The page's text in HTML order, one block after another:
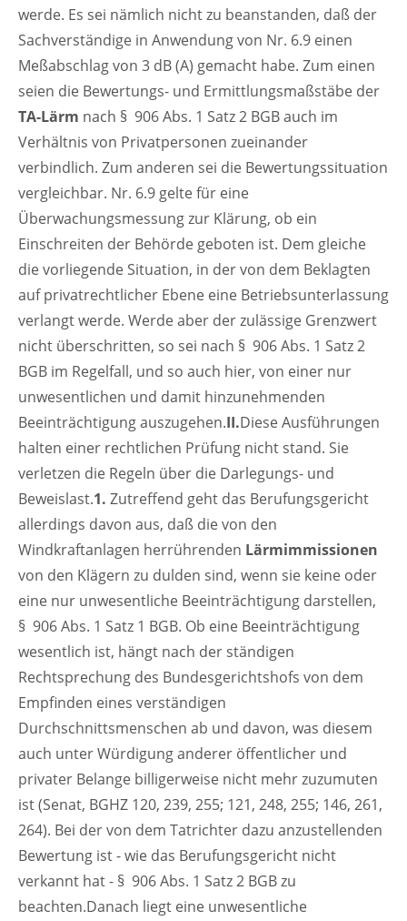
werde. Es sei nämlich nicht zu beanstanden, daß der
Sachverständige in Anwendung von Nr. 6.9 einen
Meßabschlag von 3 dB (A) gemacht habe. Zum einen
seien die Bewertungs- und Ermittlungsmaßstäbe der
TA-Lärm nach § 906 Abs. 1 Satz 2 BGB auch im
Verhältnis von Privatpersonen zueinander
verbindlich. Zum anderen sei die Bewertungssituation
vergleichbar. Nr. 6.9 gelte für eine
Überwachungsmessung zur Klärung, ob ein
Einschreiten der Behörde geboten ist. Dem gleiche
die vorliegende Situation, in der von dem Beklagten
auf privatrechtlicher Ebene eine Betriebsunterlassung
verlangt werde. Werde aber der zulässige Grenzwert
nicht überschritten, so sei nach § 906 Abs. 1 Satz 2
BGB im Regelfall, und so auch hier, von einer nur
unwesentlichen und damit hinzunehmenden
Beeinträchtigung auszugehen.II.Diese Ausführungen
halten einer rechtlichen Prüfung nicht stand. Sie
verletzen die Regeln über die Darlegungs- und
Beweislast.1. Zutreffend geht das Berufungsgericht
allerdings davon aus, daß die von den
Windkraftanlagen herrührenden Lärmimmissionen
von den Klägern zu dulden sind, wenn sie keine oder
eine nur unwesentliche Beeinträchtigung darstellen,
§ 906 Abs. 1 Satz 1 BGB. Ob eine Beeinträchtigung
wesentlich ist, hängt nach der ständigen
Rechtsprechung des Bundesgerichtshofs von dem
Empfinden eines verständigen
Durchschnittsmenschen ab und davon, was diesem
auch unter Würdigung anderer öffentlicher und
privater Belange billigerweise nicht mehr zuzumuten
ist (Senat, BGHZ 120, 239, 255; 121, 248, 255; 146, 261,
264). Bei der von dem Tatrichter dazu anzustellenden
Bewertung ist - wie das Berufungsgericht nicht
verkannt hat - § 906 Abs. 1 Satz 2 BGB zu
beachten.Danach liegt eine unwesentliche